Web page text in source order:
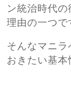
ン統治時代
理由の一つで
そんなマニ
おきたい基本